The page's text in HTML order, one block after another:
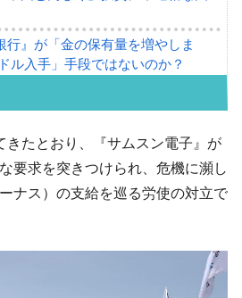
行』が「金の保有量を増やしま
ル入手」手段ではないのか？
の動きに強く左右される状態
てきた李在明。李在明を支持しな
領府ボンクラ政策室長が告発され
き株価操作であり、空前の国政壟
きたとおり、『サムスン電子』が
要求を突きつけられ、危機に瀕し
ナス）の支給を巡る労使の対立で